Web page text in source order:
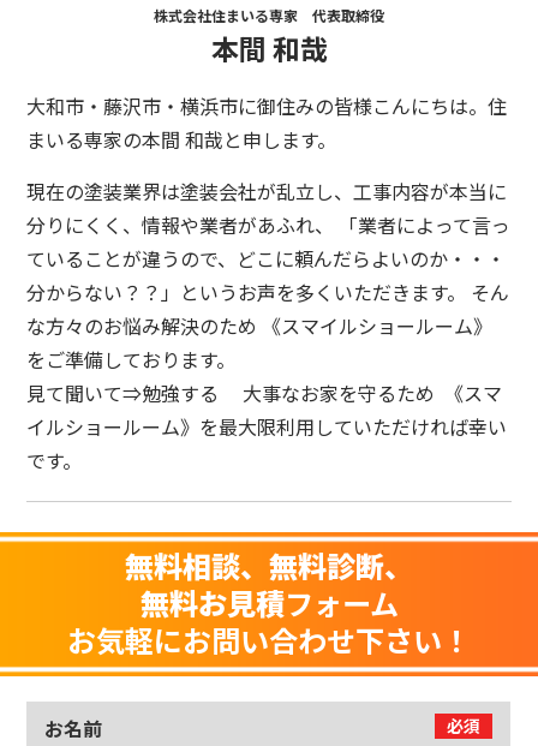
株式会社住まいる専家 代表取締役
本間 和哉
大和市・藤沢市・横浜市に御住みの皆様こんにちは。住
まいる専家の本間 和哉と申します。
現在の塗装業界は塗装会社が乱立し、工事内容が本当に
分りにくく、情報や業者があふれ、 「業者によって言っ
ていることが違うので、どこに頼んだらよいのか・・・
分からない？？」というお声を多くいただきます。 そん
な方々のお悩み解決のため 《スマイルショールーム》
をご準備しております。
見て聞いて⇒勉強する 大事なお家を守るため 《スマ
イルショールーム》を最大限利用していただければ幸い
です。
無料相談、無料診断、
無料お見積フォーム
お気軽にお問い合わせ下さい！
お名前 必須